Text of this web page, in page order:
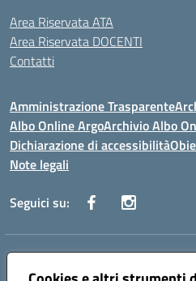
Area Riservata ATA
Area Riservata DOCENTI
Contatti
Amministrazione Trasparente
Albo Online ArgoArchivio Albo
Dichiarazione di accessibilità
Note legali
Seguici su:
Indirizzo:
Centralino:0823 742191 Email: